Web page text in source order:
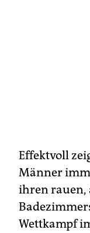
Effektvoll
Männer
ihren rauen,
Wettkampf